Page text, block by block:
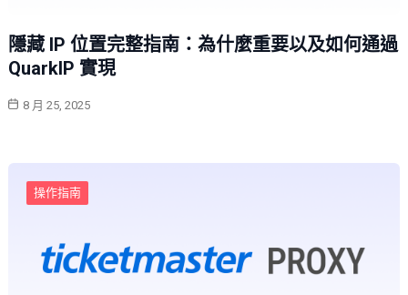
隱藏 IP 位置完整指南：為什麼重要以及如何通過
QuarkIP 實現
8 月 25, 2025
操作指南